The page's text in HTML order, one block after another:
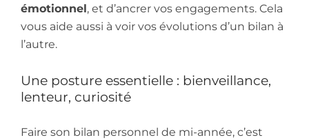
émotionnel , et d’ancrer vos engagements. Cela
vous aide aussi à voir vos évolutions d’un bilan à
l’autre.
Une posture essentielle : bienveillance,
lenteur, curiosité
Faire son bilan personnel de mi-année, c’est